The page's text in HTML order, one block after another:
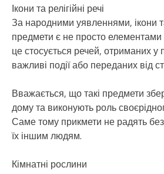
Ікони та релігійні речі
За народними уявленнями, ікони та
предмети є не просто елементами
це стосується речей, отриманих у
важливі події або переданих від
Вважається, що такі предмети
дому та виконують роль
Саме тому прикмети не радять
їх іншим людям.
Кімнатні рослини